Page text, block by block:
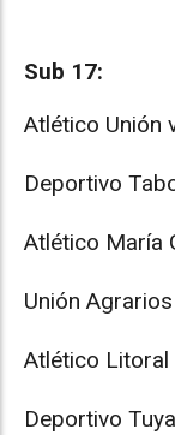
Sub 17:
Atlético Unión
Deportivo
Atlético María
Unión
Atlético Litoral
Deportivo